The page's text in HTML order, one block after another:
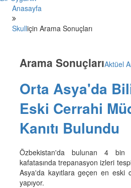
Anasayfa
Skulliçin Arama Sonuçları
Arama SonuçlarıAktüel
Orta Asya'da
Eski Cerrahi
Kanıtı Bulundu
Özbekistan'da bulunan 4
kafatasında trepanasyon izleri
Asya'da kayıtlara geçen en eski
yapıyor.